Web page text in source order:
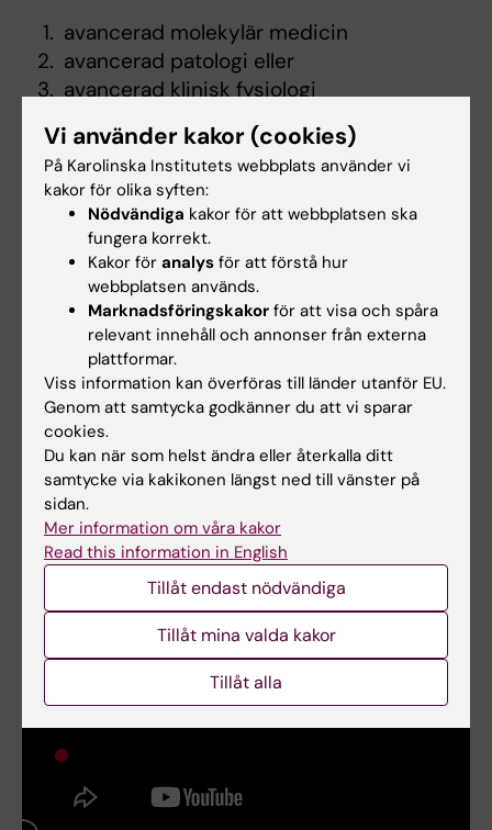
avancerad molekylär medicin
avancerad patologi eller
avancerad klinisk fysiologi
Magisterprogrammet avslutas med ett
examensarbete inom huvudområdet
biomedicinsk laboratorievetenskap.
Samtliga utbildningsaktiviteter förutsätter
grundläggande kunskaper inom
huvudområdet. Efter programmet förväntas
du som student ha fördjupade kunskaper
inom huvudområdet biomedicinsk
laboratorievetenskap och ha förmågan att ta
ett större ansvar i det kliniska arbetet samt
vara väl förberedd för att arbeta, utveckla och
kvalitetssäkra på ett evidensbaserat
arbetssätt. Programmet ger även behörighet
till vidare studier på forskarnivå inom Sverige.
Vi använder kakor (cookies)
På Karolinska Institutets webbplats använder vi
kakor för olika syften:
Nödvändiga kakor för att webbplatsen ska
fungera korrekt.
Kakor för analys för att förstå hur
webbplatsen används.
Marknadsföringskakor för att visa och spåra
relevant innehåll och annonser från externa
plattformar.
Viss information kan överföras till länder utanför EU.
Genom att samtycka godkänner du att vi sparar
cookies.
Du kan när som helst ändra eller återkalla ditt
samtycke via kakikonen längst ned till vänster på
sidan.
Mer information om våra kakor
Read this information in English
Tillåt endast nödvändiga
Tillåt mina valda kakor
Tillåt alla